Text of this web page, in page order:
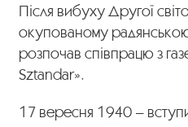
Після вибуху Другої
окупованому
розпочав співпрацю з
Sztandar».
17 вересня 1940 –